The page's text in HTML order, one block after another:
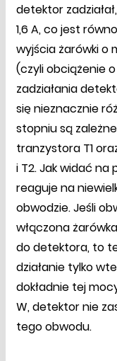
detektor
1,6 A, co jest
wyjścia żarówki o
(czyli obciążenie
zadziałania
się nieznacznie
stopniu są
tranzystora T1
i T2. Jak widać na
reaguje na
obwodzie. Jeśli
włączona
do detektora, to
działanie tylko
dokładnie tej
W, detektor nie
tego obwodu.